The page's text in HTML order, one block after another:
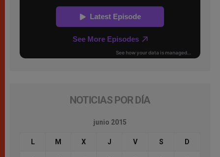
NOTICIAS POR DÍA
junio 2015
L M X J V S D